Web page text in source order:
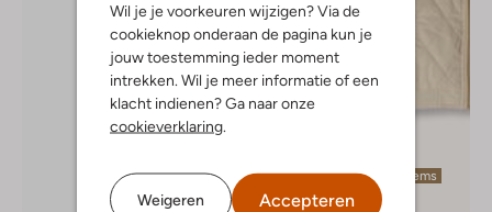
Wil je je voorkeuren wijzigen? Via de
cookieknop onderaan de pagina kun je
jouw toestemming ieder moment
intrekken. Wil je meer informatie of een
klacht indienen? Ga naar onze
cookieverklaring.
Weigeren Accepteren
Laatste items
-40%